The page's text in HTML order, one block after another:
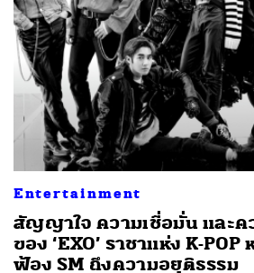
Entertainment
สัญญาใจ ความเชื่อมั่น และค
ของ ‘EXO’ ราชาแห่ง K-
ฟ้อง SM ถึงความอยุติธรรม